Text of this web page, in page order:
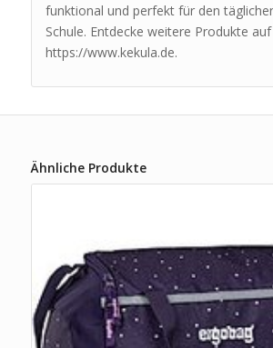
funktional und perfekt für den
Schule. Entdecke weitere Produkte auf
https://www.kekula.de.
Ähnliche Produkte